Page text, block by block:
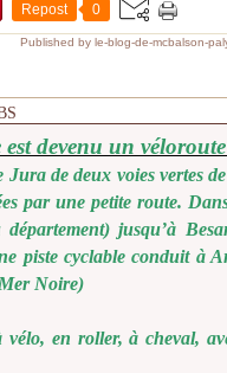
Repost 0
Published by le-blog-de-mcbalson-
devenu un
Jura de deux voies vertes
par une petite route.
jusqu’à
piste cyclable conduit à
Noire)
en roller, à cheval,